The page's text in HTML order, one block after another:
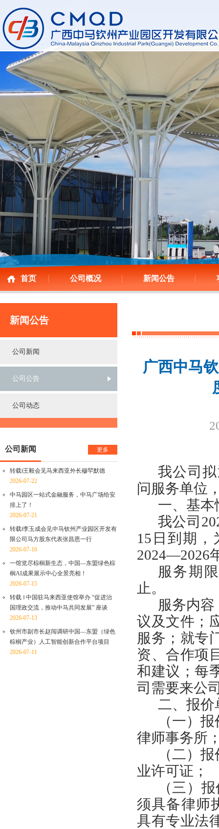
首页 公司概况 新闻公告
新闻公告
公司新闻
公司公告
公司动态
公司新闻 更多
转载‖王毅会见马来西亚外长穆罕默德
2026-07-22
中马园区一站式金融服务，中马广场给安
排上了！
2026-07-21
转载‖李玉成会见中马钦州产业园区开发有
限公司马方股东代表张昌恩一行
2026-07-16
一馆览尽棕榈新生态，中国—东盟绿色棕
榈AI成果展示中心全景亮相！
2026-07-15
转载 ‖ 中国驻马来西亚使馆举办 “促进治
国理政交流，推动中马共同发展” 座谈
2026-07-13
钦州市副市长赵闯调研中国—东盟（绿色
棕榈产业）人工智能创新合作平台项目
2026-07-11
广西中马
我公司
问服务单位
一、基本
我公司 20
15 日到期
2024—2026
服务期
止。
服务内
议及文件；
服务；就专
资、合作项
和建议；每
司需要来公
二、报
（一）
律师事务所
（二）
业许可证；
（三） 报
须具备律师
具有专业法